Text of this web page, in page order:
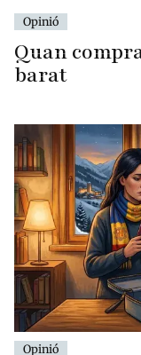
Opinió
Quan
barat
Opinió